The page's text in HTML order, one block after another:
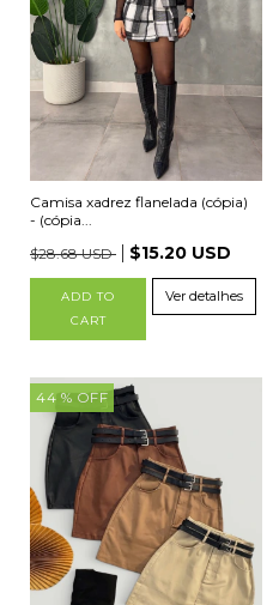
Camisa xadrez flanelada (cópia)
- (cópia...
$28.68 USD
$15.20 USD
ADD TO
CART
Ver detalhes
44 % OFF